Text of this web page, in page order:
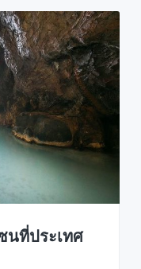
นที่ประเทศ